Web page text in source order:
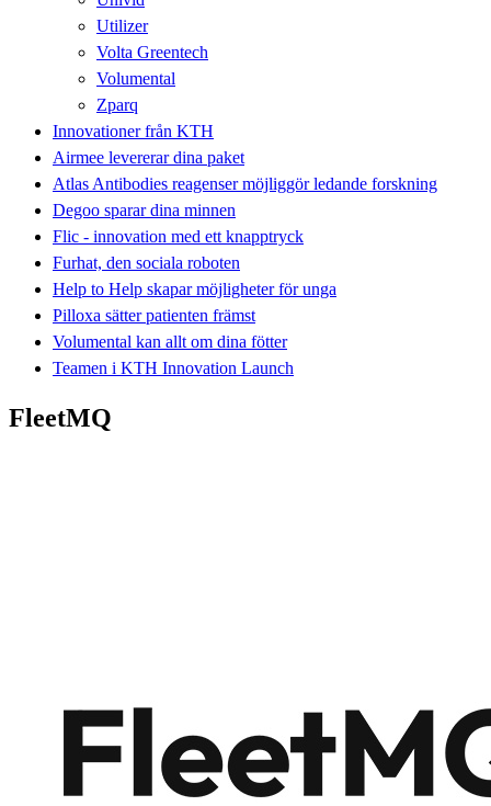
Utilizer
Volta Greentech
Volumental
Zparq
Innovationer från KTH
Airmee levererar dina paket
Atlas Antibodies reagenser möjliggör ledande forskning
Degoo sparar dina minnen
Flic - innovation med ett knapptryck
Furhat, den sociala roboten
Help to Help skapar möjligheter för unga
Pilloxa sätter patienten främst
Volumental kan allt om dina fötter
Teamen i KTH Innovation Launch
FleetMQ